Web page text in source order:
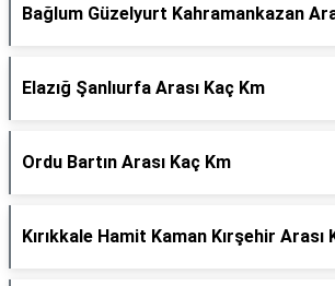
Bağlum Güzelyurt Kahramankazan
Elazığ Şanlıurfa Arası Kaç Km
Ordu Bartın Arası Kaç Km
Kırıkkale Hamit Kaman Kırşehir Arası